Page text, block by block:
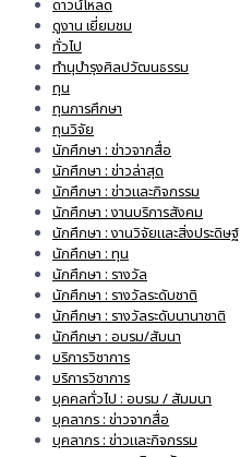
ดาวน์โหลด
ดูงาน เยี่ยมชม
ทั่วไป
ทำนุบำรุงศิลปวัฒนธรรม
ทุน
ทุนการศึกษา
ทุนวิจัย
นักศึกษา : ข่าวจากสื่อ
นักศึกษา : ข่าวล่าสุด
นักศึกษา : ข่าวและกิจกรรม
นักศึกษา : งานบริการสังคม
นักศึกษา : งานวิจัยและสิ่งประดิษฐ์
นักศึกษา : ทุน
นักศึกษา : รางวัล
นักศึกษา : รางวัลระดับชาติ
นักศึกษา : รางวัลระดับนานาชาติ
นักศึกษา : อบรม/สัมนา
บริการวิชาการ
บริการวิชาการ
บุคคลทั่วไป : อบรม / สัมมนา
บุคลากร : ข่าวจากสื่อ
บุคลากร : ข่าวและกิจกรรม